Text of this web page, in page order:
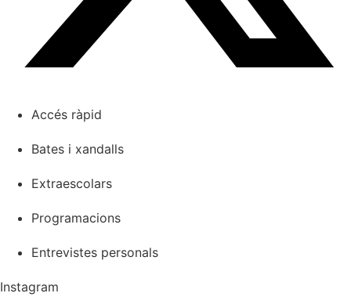
Accés ràpid
Bates i xandalls
Extraescolars
Programacions
Entrevistes personals
Instagram